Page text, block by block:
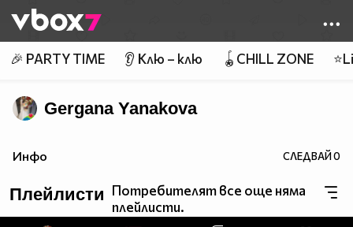
👾
🎉 PARTY TIME 👂 Клю – клю 🪀CHILL ZONE
Gergana Yanakova
Инфо СЛЕДВАЙ0
Плейлисти Потребителят все още няма
плейлисти.